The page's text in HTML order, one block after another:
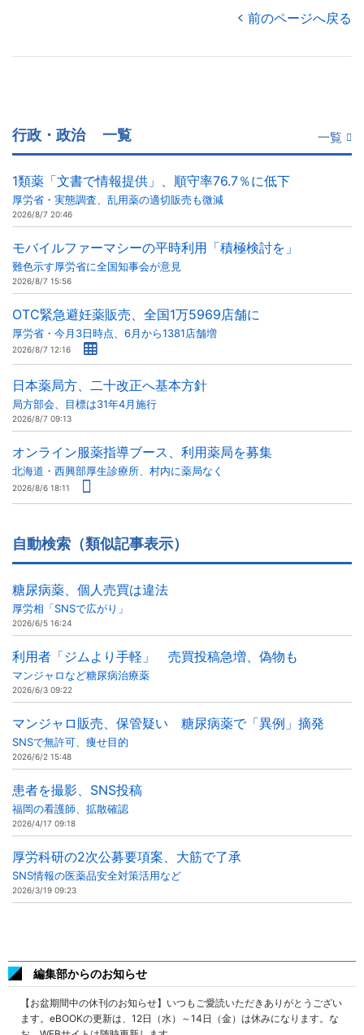
前のページへ戻る
行政・政治 一覧 一覧
1類薬「文書で情報提供」、順守率76.7％に低下
厚労省・実態調査、乱用薬の適切販売も微減
2026/8/7 20:46
モバイルファーマシーの平時利用「積極検討を」
難色示す厚労省に全国知事会が意見
2026/8/7 15:56
OTC緊急避妊薬販売、全国1万5969店舗に
厚労省・今月3日時点、6月から1381店舗増
2026/8/7 12:16
日本薬局方、二十改正へ基本方針
局方部会、目標は31年4月施行
2026/8/7 09:13
オンライン服薬指導ブース、利用薬局を募集
北海道・西興部厚生診療所、村内に薬局なく
2026/8/6 18:11
自動検索（類似記事表示）
糖尿病薬、個人売買は違法
厚労相「SNSで広がり」
2026/6/5 16:24
利用者「ジムより手軽」 売買投稿急増、偽物も
マンジャロなど糖尿病治療薬
2026/6/3 09:22
マンジャロ販売、保管疑い 糖尿病薬で「異例」摘発
SNSで無許可、痩せ目的
2026/6/2 15:48
患者を撮影、SNS投稿
福岡の看護師、拡散確認
2026/4/17 09:18
厚労科研の2次公募要項案、大筋で了承
SNS情報の医薬品安全対策活用など
2026/3/19 09:23
編集部からのお知らせ
【お盆期間中の休刊のお知らせ】いつもご愛読いただきありがとうござい
ます。eBOOKの更新は、12日（水）～14日（金）は休みになります。な